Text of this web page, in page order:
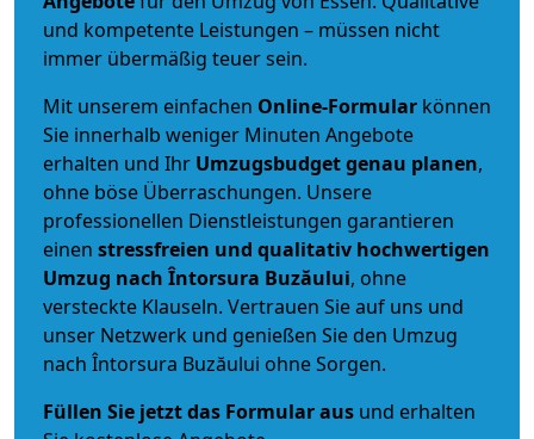
und kompetente Leistungen – müssen nicht
immer übermäßig teuer sein.
Mit unserem einfachen Online-Formular können
Sie innerhalb weniger Minuten Angebote
erhalten und Ihr Umzugsbudgetgenau planen,
ohne böse Überraschungen. Unsere
professionellen Dienstleistungen garantieren
einen stressfreien und qualitativ hochwertigen
Umzug nach Întorsura Buzăului, ohne
versteckte Klauseln. Vertrauen Sie auf uns und
unser Netzwerk und genießen Sie den Umzug
nach Întorsura Buzăului ohne Sorgen.
Füllen Sie jetzt das Formular aus und erhalten